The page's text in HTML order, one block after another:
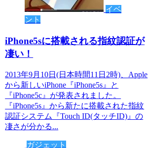
イベ
ント
iPhone5sに搭載される指紋認証が
凄い！
2013年9月10日(日本時間11日2時)、Apple
から新しいiPhone『iPhone5s』と
『iPhone5c』が発表されました。
『iPhone5s』から新たに搭載された指紋
認証システム『Touch ID(タッチID)』の
凄さが分かる...
ガジェット